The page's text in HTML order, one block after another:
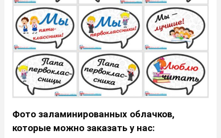
Фото заламинированных облачков,
которые можно заказать у нас: